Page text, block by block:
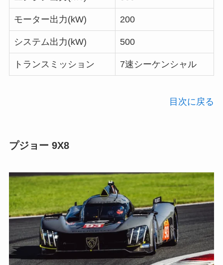
モーター出力(kW) 200
システム出力(kW) 500
トランスミッション 7速シーケンシャル
目次に戻る
プジョー 9X8